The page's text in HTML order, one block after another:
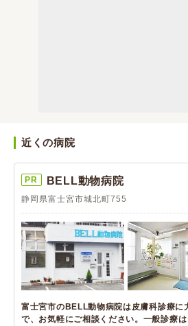
近くの病院
PR BELL動物病院
静岡県富士宮市城北町755
富士宮市のBELL動物病院は皮膚科診療に
で、お気軽にご相談ください。一般診療